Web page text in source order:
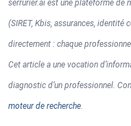
serrurier.ai est une plateforme de
(SIRET, Kbis, assurances, identité
directement : chaque
Cet article a une vocation
diagnostic d’un professionnel.
moteur de recherche.